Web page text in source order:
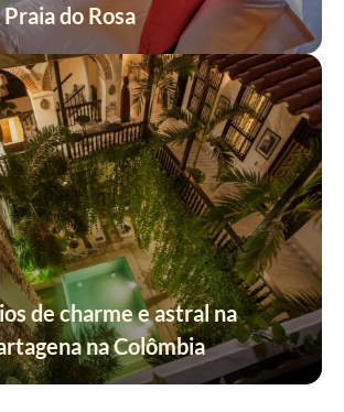
do Rosa
de charme e astral na
na Colômbia